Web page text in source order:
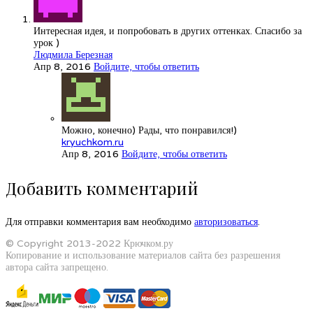
Интересная идея, и попробовать в других оттенках. Спасибо за
урок )
Людмила Березная
Апр 8, 2016 Войдите, чтобы ответить
Можно, конечно) Рады, что понравился!)
kryuchkom.ru
Апр 8, 2016 Войдите, чтобы ответить
Добавить комментарий
Для отправки комментария вам необходимо авторизоваться.
© Copyright 2013-2022 Крючком.ру
Копирование и использование материалов сайта без разрешения
автора сайта запрещено.